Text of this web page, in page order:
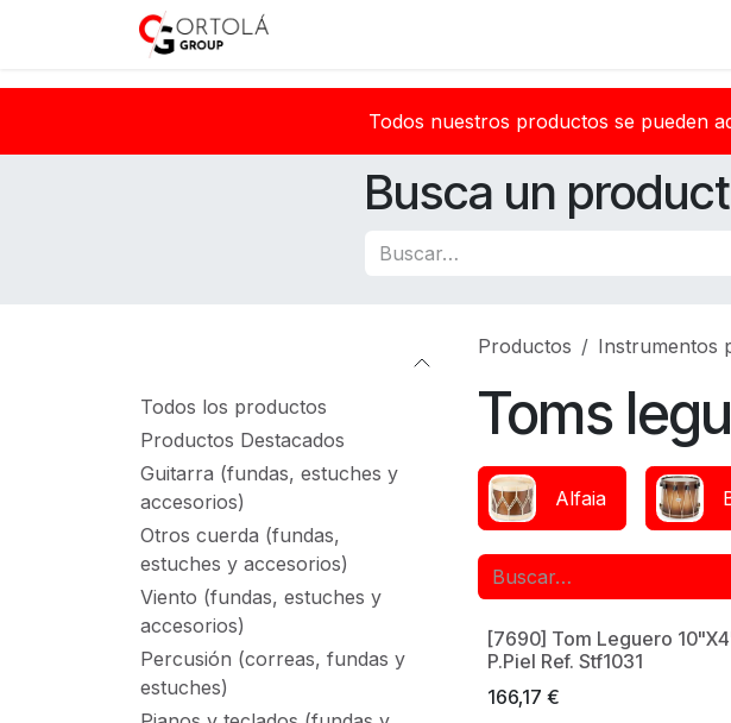
Todos nuestros productos se pueden
Busca un
Todos los productos
Productos Destacados
Guitarra (fundas, estuches y
accesorios)
Otros cuerda (fundas,
estuches y accesorios)
Viento (fundas, estuches y
accesorios)
Percusión (correas, fundas y
estuches)
Productos Instrumentos
Toms
Alfaia
Made in Spain
[7690] Tom Leguero
P.Piel Ref. Stf1031
166,17 €